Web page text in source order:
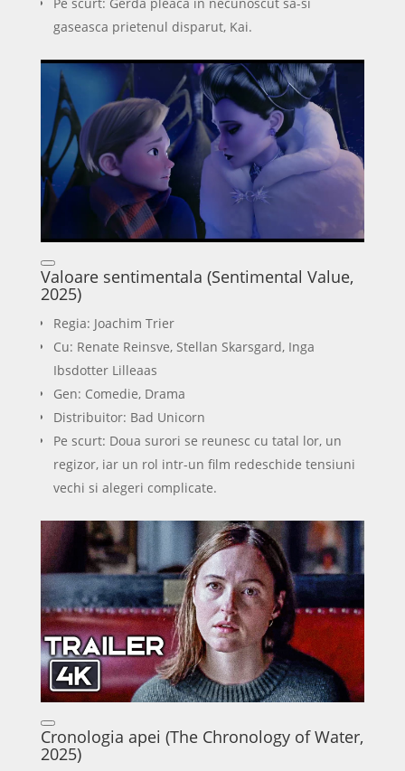
gaseasca prietenul disparut, Kai.
Valoare sentimentala (Sentimental Value,
2025)
Regia: Joachim Trier
Cu: Renate Reinsve, Stellan Skarsgard, Inga
Ibsdotter Lilleaas
Gen: Comedie, Drama
Distribuitor: Bad Unicorn
Pe scurt: Doua surori se reunesc cu tatal lor, un
regizor, iar un rol intr-un film redeschide tensiuni
vechi si alegeri complicate.
Cronologia apei (The Chronology of Water,
2025)